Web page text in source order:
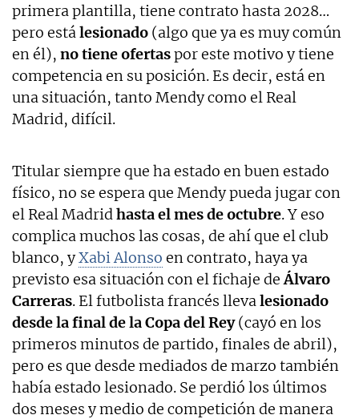
primera plantilla, tiene contrato hasta 2028…
pero estálesionado (algo que ya es muy común
en él), no tiene ofertaspor este motivo y tiene
competencia en su posición. Es decir, está en
una situación, tanto Mendy como el Real
Madrid, difícil.
Titular siempre que ha estado en buen estado
físico, no se espera que Mendy pueda jugar con
el Real Madridhasta el mes de octubre. Y eso
complica muchos las cosas, de ahí que el club
blanco, yXabi Alonso en contrato, haya ya
previsto esa situación con el fichaje deÁlvaro
Carreras. El futbolista francés llevalesionado
desde la final de la Copa del Rey(cayó en los
primeros minutos de partido, finales de abril),
pero es que desde mediados de marzo también
había estado lesionado. Se perdió los últimos
dos meses y medio de competición de manera